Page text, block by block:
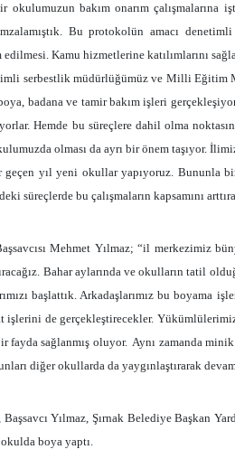
okulumuzun bakım onarım çalışmalarına
Bu protokolün amacı denetimli
Kamu hizmetlerine katılımlarını
serbestlik müdürlüğümüz ve Milli
badana ve tamir bakım işleri
Hemde bu süreçlere dahil olma
olması da ayrı bir önem taşıyor.
geçen yıl yeni okullar yapıyoruz. Bununla
süreçlerde bu çalışmaların kapsamını
Mehmet Yılmaz; “il merkezimiz
Bahar aylarında ve okulların tatil
başlattık. Arkadaşlarımız bu boyama
işlerini de gerçekleştirecekler.
fayda sağlanmış oluyor. Aynı zamanda
diğer okullarda da yaygınlaştırarak
Yılmaz, Şırnak Belediye Başkan
boya yaptı.